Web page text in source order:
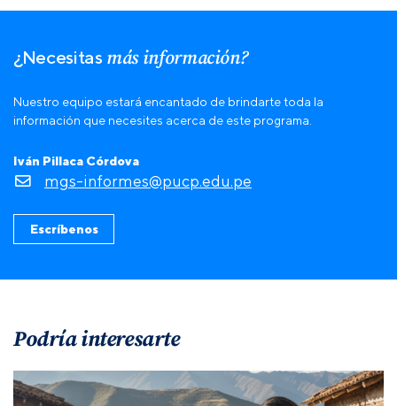
¿Necesitas más información?
Nuestro equipo estará encantado de brindarte toda la
información que necesites acerca de este programa.
Iván Pillaca Córdova
mgs-informes@pucp.edu.pe
Escríbenos
Podría interesarte